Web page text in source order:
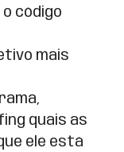
código
mais
quais as
ele está